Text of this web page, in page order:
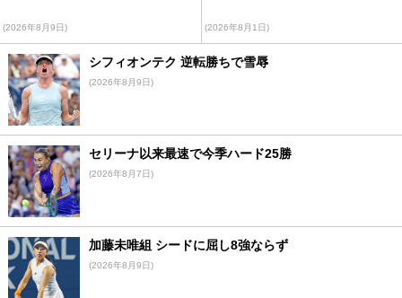
(2026年8月9日) (2026年8月1日)
シフィオンテク 逆転勝ちで雪辱
(2026年8月9日)
セリーナ以来最速で今季ハード25勝
(2026年8月7日)
加藤未唯組 シードに屈し8強ならず
(2026年8月9日)